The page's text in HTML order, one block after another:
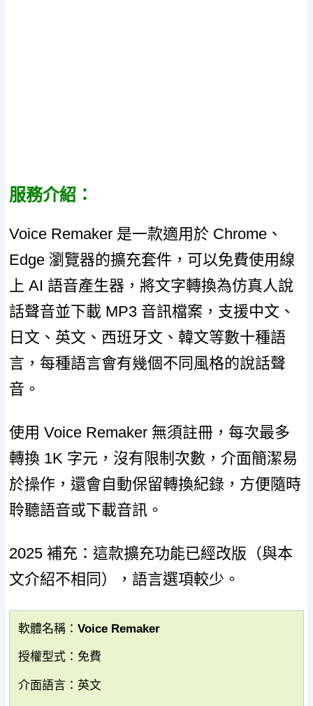
服務介紹：
Voice Remaker 是一款適用於 Chrome、
Edge 瀏覽器的擴充套件，可以免費使用線
上 AI 語音產生器，將文字轉換為仿真人說
話聲音並下載 MP3 音訊檔案，支援中文、
日文、英文、西班牙文、韓文等數十種語
言，每種語言會有幾個不同風格的說話聲
音。
使用 Voice Remaker 無須註冊，每次最多
轉換 1K 字元，沒有限制次數，介面簡潔易
於操作，還會自動保留轉換紀錄，方便隨時
聆聽語音或下載音訊。
2025 補充：這款擴充功能已經改版（與本
文介紹不相同），語言選項較少。
軟體名稱：Voice Remaker
授權型式：免費
介面語言：英文